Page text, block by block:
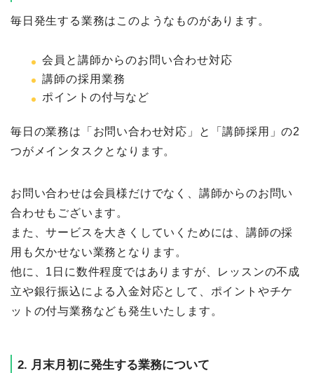
毎日発生する業務はこのようなものがあります。
会員と講師からのお問い合わせ対応
講師の採用業務
ポイントの付与など
毎日の業務は「お問い合わせ対応」と「講師採用」の2
つがメインタスクとなります。
お問い合わせは会員様だけでなく、講師からのお問い
合わせもございます。
また、サービスを大きくしていくためには、講師の採
用も欠かせない業務となります。
他に、1日に数件程度ではありますが、レッスンの不成
立や銀行振込による入金対応として、ポイントやチケ
ットの付与業務なども発生いたします。
2. 月末月初に発生する業務について